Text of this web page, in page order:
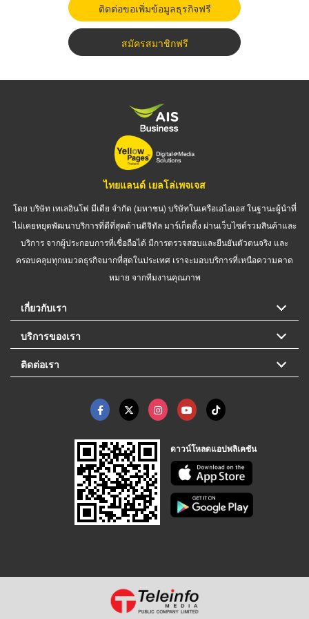
ติดต่อขอเพิ่มข้อมูลธุรกิจฟรี
สมัครสมาชิกฟรี
ไทยแลนด์ เยลโล่เพจเจส
โดย บริษัท เทเลอินโฟ มีเดีย จำกัด (มหาชน) บริษัทในเครือเอไอเอส ในฐานะผู้นำที่
ไม่เคยหยุดพัฒนาบริการที่ดีที่สุดด้านดิจิทัล มาร์เก็ตติ้ง ผ่านเว็บไซต์รวมสินค้าและ
บริการ จากผู้ประกอบการที่เชื่อถือได้ มีการตรวจสอบและยืนยันตัวตนจริง และ
ครอบคลุมทุกหมวดธุรกิจมากที่สุดในประเทศ เราจะมอบบริการที่เหนือความคาด
หมาย จากทีมงานคุณภาพ
เกี่ยวกับเรา
บริการของเรา
ติดต่อเรา
ดาวน์โหลดแอปพลิเคชัน